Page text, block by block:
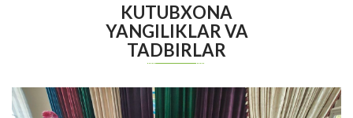
KUTUBXONA
YANGILIKLAR VA
TADBIRLAR